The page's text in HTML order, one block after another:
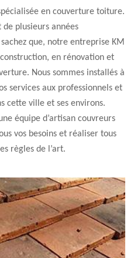
en couverture toiture.
de plusieurs années
que, notre entreprise KM
en rénovation et
Nous sommes installés à
services aux professionnels et
cette ville et ses environs.
équipe d’artisan couvreurs
vos besoins et réaliser tous
règles de l’art.